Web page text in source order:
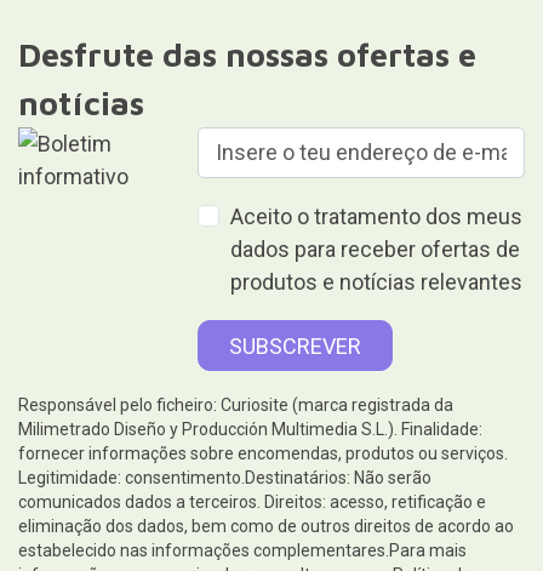
Desfrute das nossas ofertas e
notícias
Aceito o tratamento dos meus
dados para receber ofertas de
produtos e notícias relevantes
Responsável pelo ficheiro: Curiosite (marca registrada da
Milimetrado Diseño y Producción Multimedia S.L.). Finalidade:
fornecer informações sobre encomendas, produtos ou serviços.
Legitimidade: consentimento.Destinatários: Não serão
comunicados dados a terceiros. Direitos: acesso, retificação e
eliminação dos dados, bem como de outros direitos de acordo ao
estabelecido nas informações complementares.Para mais